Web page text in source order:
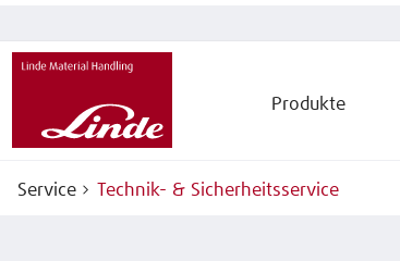
Produkte
Service Technik- & Sicherheitsservice